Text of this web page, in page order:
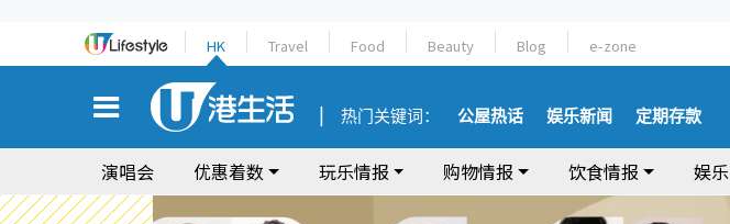
HK Travel Food Beauty Blog e-zone
热门关键词： 公屋热话 娱乐新闻 定期存款
演唱会 优惠着数 玩乐情报 购物情报 饮食情报 娱乐